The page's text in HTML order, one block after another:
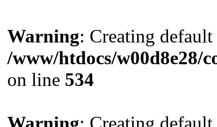
Warning: Creating
/www/htdocs/w00d8e28/
on line 534
Warning: Creating